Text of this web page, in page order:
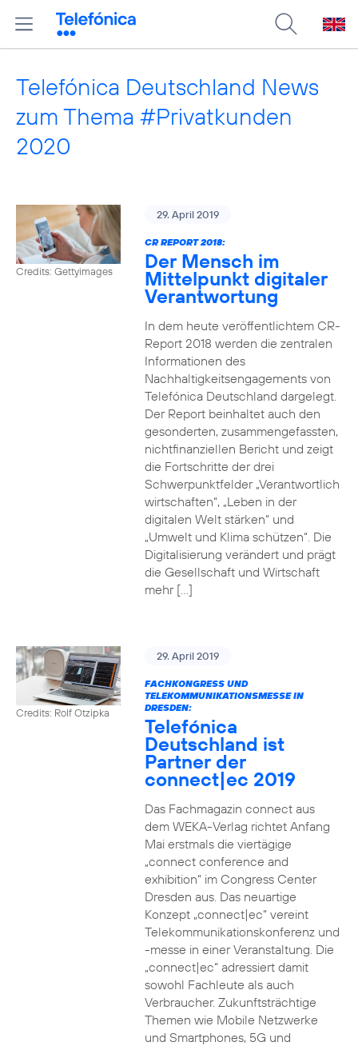
Telefónica Deutschland News
zum Thema #Privatkunden
2020
Credits: Gettyimages
29. April 2019
CR REPORT 2018:
Der Mensch im
Mittelpunkt digitaler
Verantwortung
In dem heute veröffentlichtem CR-
Report 2018 werden die zentralen
Informationen des
Nachhaltigkeitsengagements von
Telefónica Deutschland dargelegt.
Der Report beinhaltet auch den
gesonderten, zusammengefassten,
nichtfinanziellen Bericht und zeigt
die Fortschritte der drei
Schwerpunktfelder „Verantwortlich
wirtschaften“, „Leben in der
digitalen Welt stärken“ und
„Umwelt und Klima schützen“. Die
Digitalisierung verändert und prägt
die Gesellschaft und Wirtschaft
mehr […]
Credits: Rolf Otzipka
29. April 2019
FACHKONGRESS UND
TELEKOMMUNIKATIONSMESSE IN
DRESDEN:
Telefónica
Deutschland ist
Partner der
connect|ec 2019
Das Fachmagazin connect aus
dem WEKA-Verlag richtet Anfang
Mai erstmals die viertägige
„connect conference and
exhibition“ im Congress Center
Dresden aus. Das neuartige
Konzept „connect|ec“ vereint
Telekommunikationskonferenz und
-messe in einer Veranstaltung. Die
„connect|ec“ adressiert damit
sowohl Fachleute als auch
Verbraucher. Zukunftsträchtige
Themen wie Mobile Netzwerke
und Smartphones, 5G und